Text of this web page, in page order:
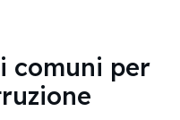
comuni per